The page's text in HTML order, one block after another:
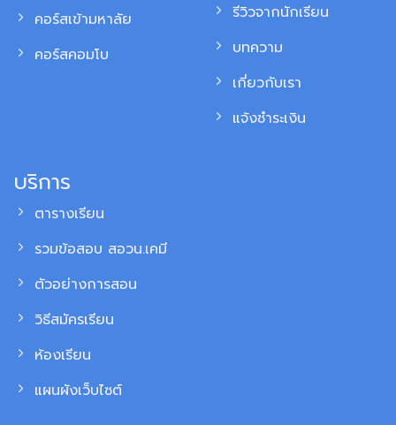
คอร์สเข้ามหาลัย
คอร์สคอมโบ
รีวิวจากนักเรียน
บทความ
เกี่ยวกับเรา
แจ้งชำระเงิน
บริการ
ตารางเรียน
รวมข้อสอบ สอวน.เคมี
ตัวอย่างการสอน
วิธีสมัครเรียน
ห้องเรียน
แผนผังเว็บไซต์